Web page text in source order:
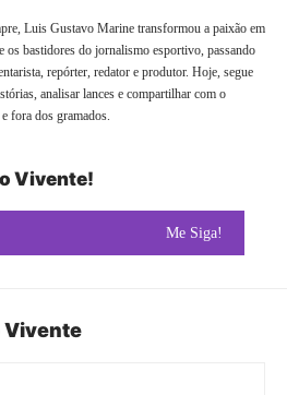
Luis Gustavo Marine transformou a paixão em
os bastidores do jornalismo esportivo, passando
repórter, redator e produtor. Hoje, segue
analisar lances e compartilhar com o
fora dos gramados.
Vivente!
Me Siga!
Vivente